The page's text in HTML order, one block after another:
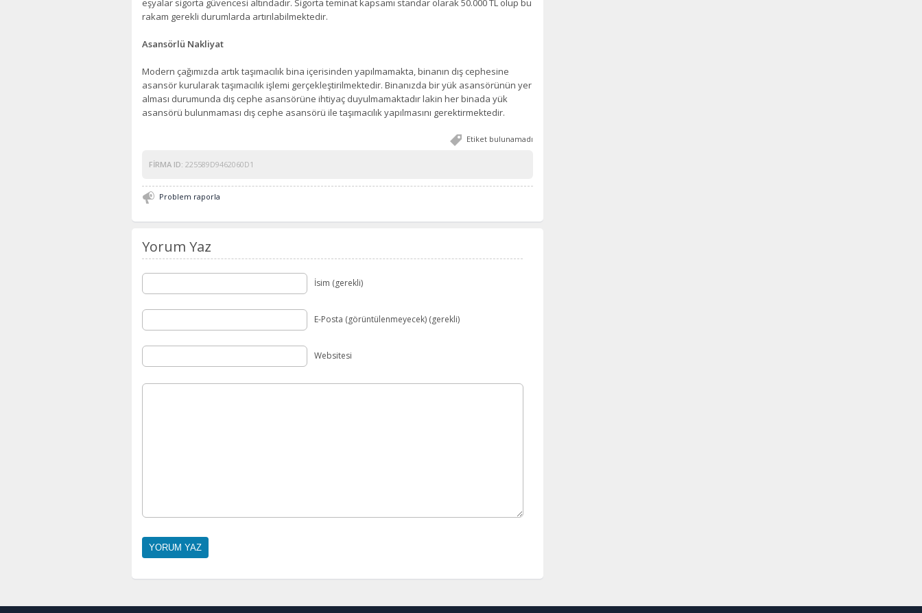
eşyalar sigorta güvencesi altındadır. Sigorta teminat kapsamı standar olarak 50.000 TL olup bu
rakam gerekli durumlarda artırılabilmektedir.
Asansörlü Nakliyat
Modern çağımızda artık taşımacılık bina içerisinden yapılmamakta, binanın dış cephesine
asansör kurularak taşımacılık işlemi gerçekleştirilmektedir. Binanızda bir yük asansörünün yer
alması durumunda dış cephe asansörüne ihtiyaç duyulmamaktadır lakin her binada yük
asansörü bulunmaması dış cephe asansörü ile taşımacılık yapılmasını gerektirmektedir.
Etiket bulunamadı
FIRMA ID: 225589D9462060D1
Problem raporla
Yorum Yaz
İsim (gerekli)
E-Posta (görüntülenmeyecek) (gerekli)
Websitesi